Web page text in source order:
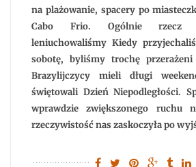
na plażowanie, spacery po
Cabo Frio. Ogólnie rzecz
leniuchowaliśmy Kiedy
sobotę, byliśmy trochę
Brazylijczycy mieli długi
świętowali Dzień Niepodległości.
wprawdzie zwiększonego ruchu
rzeczywistość nas zaskoczyła po